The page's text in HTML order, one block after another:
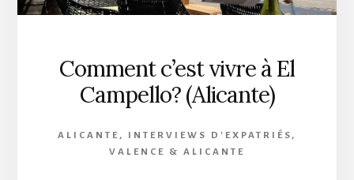
Comment c’est vivre à El
Campello? (Alicante)
ALICANTE , INTERVIEWS D'EXPATRIÉS ,
VALENCE & ALICANTE